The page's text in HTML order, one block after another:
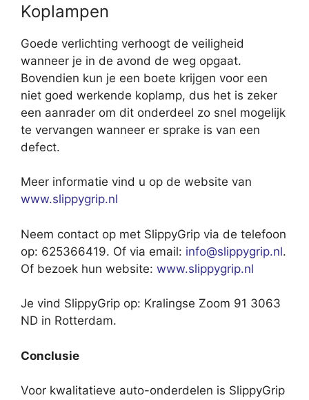
Koplampen
Goede verlichting verhoogt de veiligheid
wanneer je in de avond de weg opgaat.
Bovendien kun je een boete krijgen voor een
niet goed werkende koplamp, dus het is zeker
een aanrader om dit onderdeel zo snel mogelijk
te vervangen wanneer er sprake is van een
defect.
Meer informatie vind u op de website van
www.slippygrip.nl
Neem contact op met SlippyGrip via de telefoon
op: 625366419. Of via email: info@slippygrip.nl.
Of bezoek hun website: www.slippygrip.nl
Je vind SlippyGrip op: Kralingse Zoom 91 3063
ND in Rotterdam.
Conclusie
Voor kwalitatieve auto-onderdelen is SlippyGrip